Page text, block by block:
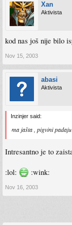
Xan
Aktivista
kod nas još nije bilo
Nov 15, 2003
abasi
Aktivista
Inzinjer said:
ma jašta , pigvini padaju
Intresantno je to
:lol: :wink:
Nov 16, 2003